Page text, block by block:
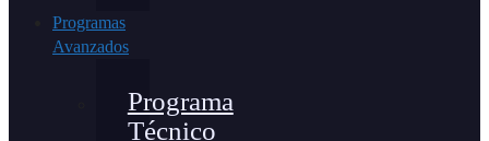
Programas
Avanzados
Programa
Técnico